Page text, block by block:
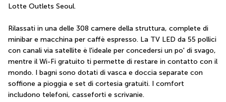
Lotte Outlets Seoul.
Rilassati in una delle 308 camere della struttura, complete di
minibar e macchina per caffè espresso. La TV LED da 55 pollici
con canali via satellite è l'ideale per concedersi un po' di svago,
mentre il Wi-Fi gratuito ti permette di restare in contatto con il
mondo. I bagni sono dotati di vasca e doccia separate con
soffione a pioggia e set di cortesia gratuiti. I comfort
includono telefoni, casseforti e scrivanie.